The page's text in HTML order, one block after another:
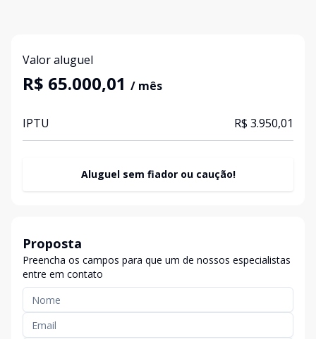
Valor aluguel
R$ 65.000,01 / mês
IPTU R$ 3.950,01
Aluguel sem fiador ou caução!
Proposta
Preencha os campos para que um de nossos especialistas
entre em contato